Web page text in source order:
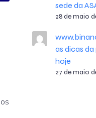
sede da
28 de maio
as dicas
hoje
27 de maio